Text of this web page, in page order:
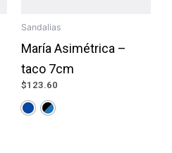
Sandalias
María Asimétrica –
taco 7cm
$123.60